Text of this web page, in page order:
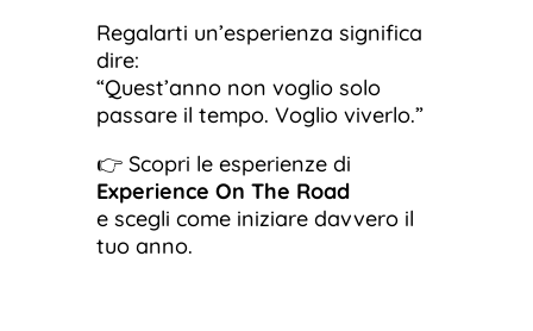
Regalarti un’esperienza significa
dire:
“Quest’anno non voglio solo
passare il tempo. Voglio viverlo.”
👉 Scopri le esperienze di
Experience On The Road
e scegli come iniziare davvero il
tuo anno.